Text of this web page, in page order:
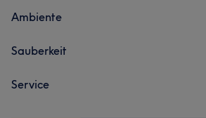
Ambiente
Sauberkeit
Service